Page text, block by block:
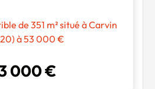
de 351 m² situé à Carvin
à 53 000 €
000 €